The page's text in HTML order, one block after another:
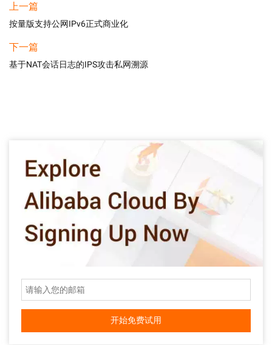
上一篇
按量版支持公网IPv6正式商业化
下一篇
基于NAT会话日志的IPS攻击私网溯源
开始免费试用